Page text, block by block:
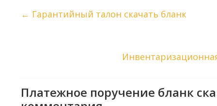
← Гарантийный талон скачать бланк
Платежное поручение бланк